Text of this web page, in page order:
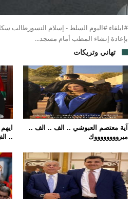
#ابلقاء #اليوم السلط - إسلام النسورطالب
بإعادة إنشاء المطب أمام مسجد...
تهاني وتريكات
..
آية معتصم العبوشي .. الف .. الف ..
مبرووووووووك